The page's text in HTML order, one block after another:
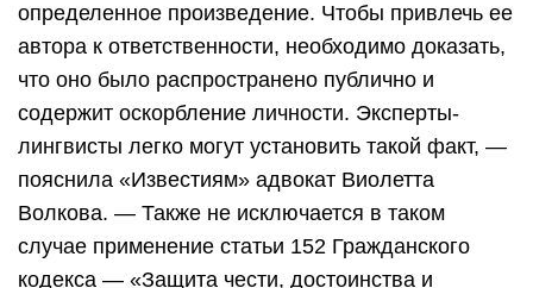
определенное произведение. Чтобы привлечь ее
автора к ответственности, необходимо доказать,
что оно было распространено публично и
содержит оскорбление личности. Эксперты-
лингвисты легко могут установить такой факт, —
пояснила «Известиям» адвокат Виолетта
Волкова. — Также не исключается в таком
случае применение статьи 152 Гражданского
кодекса — «Защита чести, достоинства и